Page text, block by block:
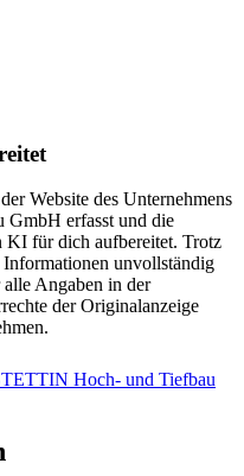
Website des Unternehmens
erfasst und die
für dich aufbereitet. Trotz
unvollständig
Angaben in der
der Originalanzeige
Hoch- und Tiefbau